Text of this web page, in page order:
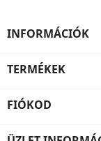
INFORMÁCIÓK
TERMÉKEK
FIÓKOD